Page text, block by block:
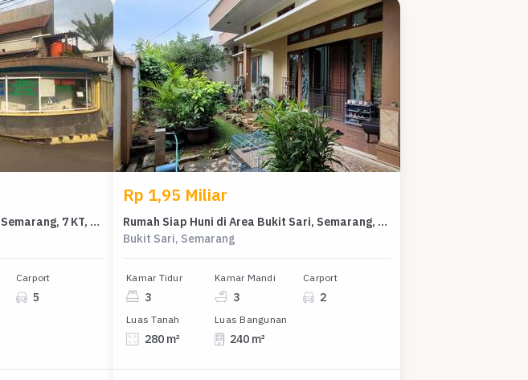
Rumah Favorit di Banyumanik, Semarang, 7 KT, Harga 2,2 Miliar
Carport
5
Rp 1,95 Miliar
Rumah Siap Huni di Area Bukit Sari, Semarang, LT 280m²
Bukit Sari, Semarang
Kamar Tidur
3
Kamar Mandi
3
Carport
2
Luas Tanah
280 m²
Luas Bangunan
240 m²